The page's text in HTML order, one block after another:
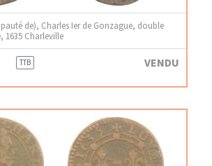
de), Charles Ier de Gonzague, double
1635 Charleville
TTB VENDU